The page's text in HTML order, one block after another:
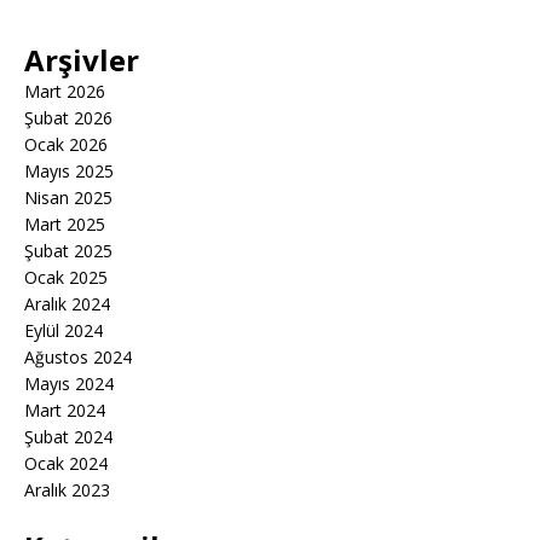
Arşivler
Mart 2026
Şubat 2026
Ocak 2026
Mayıs 2025
Nisan 2025
Mart 2025
Şubat 2025
Ocak 2025
Aralık 2024
Eylül 2024
Ağustos 2024
Mayıs 2024
Mart 2024
Şubat 2024
Ocak 2024
Aralık 2023